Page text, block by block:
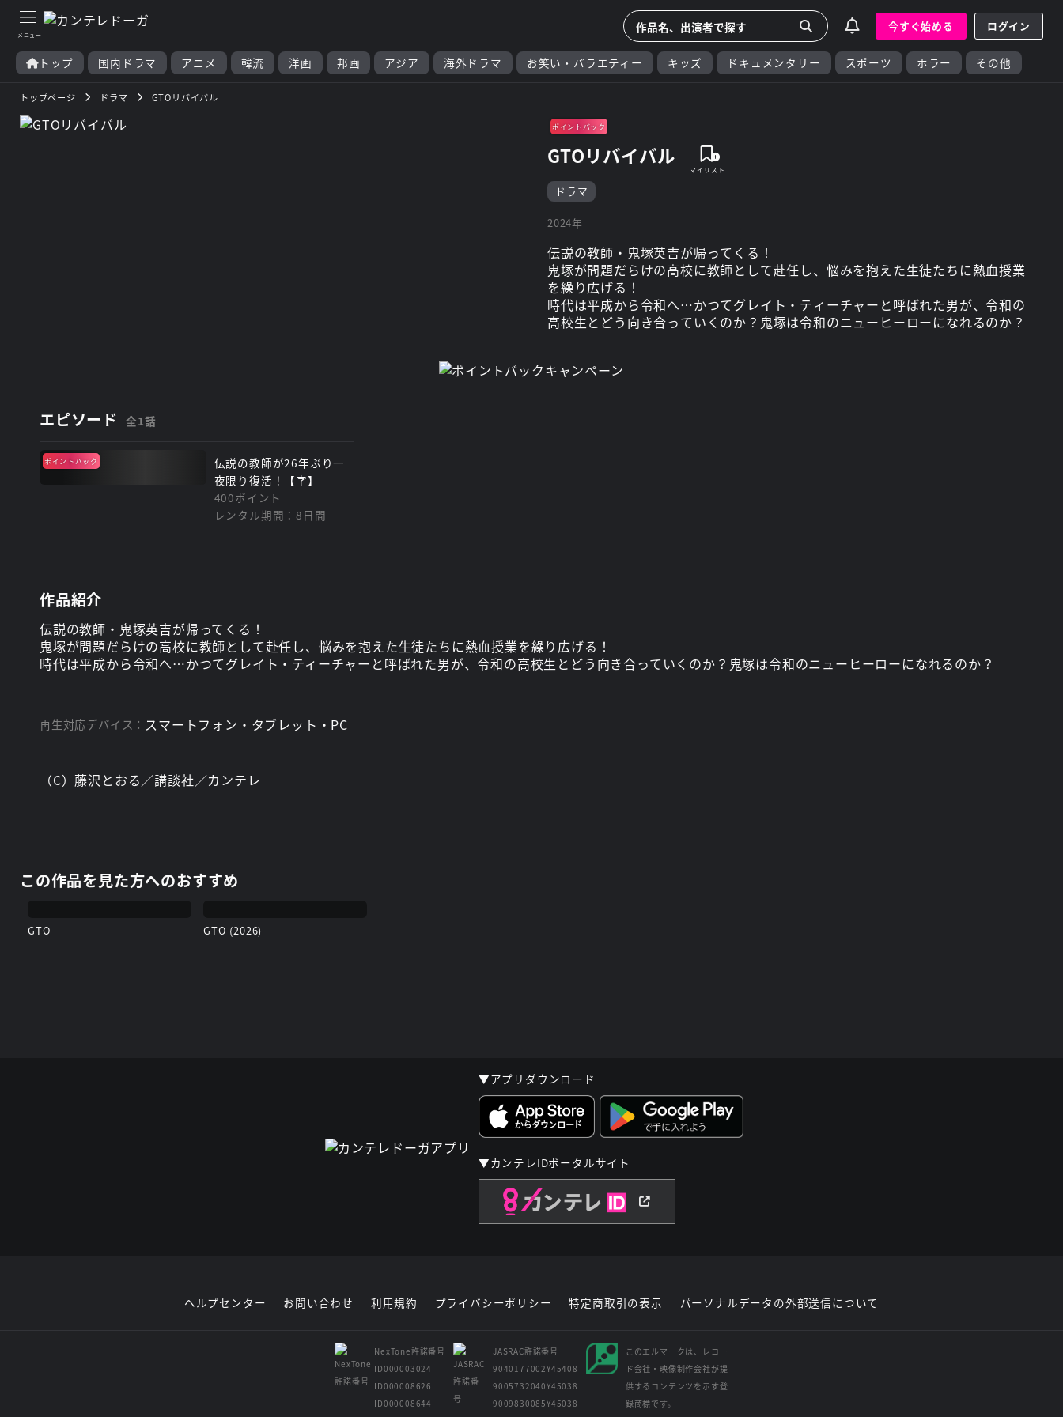
今すぐ始める ログイン
トップ 国内ドラマ アニメ 韓流 洋画 邦画 アジア 海外ドラマ お笑い・バラエティー キッズ ドキュメンタリー スポーツ ホラー その他
トップページ ドラマ GTOリバイバル
ポイントバック
GTOリバイバル
ドラマ
2024年
伝説の教師・鬼塚英吉が帰ってくる！
鬼塚が問題だらけの高校に教師として赴任し、悩みを抱えた生徒たちに熱血授業
を繰り広げる！
時代は平成から令和へ…かつてグレイト・ティーチャーと呼ばれた男が、令和の
高校生とどう向き合っていくのか？鬼塚は令和のニューヒーローになれるのか？
エピソード 全1話
ポイントバック
伝説の教師が26年ぶり一
夜限り復活！【字】
400ポイント
レンタル期間：8日間
作品紹介
伝説の教師・鬼塚英吉が帰ってくる！
鬼塚が問題だらけの高校に教師として赴任し、悩みを抱えた生徒たちに熱血授業を繰り広げる！
時代は平成から令和へ…かつてグレイト・ティーチャーと呼ばれた男が、令和の高校生とどう向き合っていくのか？鬼塚は令和のニューヒーローになれるのか？
再生対応デバイス： スマートフォン・タブレット・PC
（C）藤沢とおる／講談社／カンテレ
この作品を見た方へのおすすめ
GTO GTO (2026)
▼アプリダウンロード
▼カンテレIDポータルサイト
ヘルプセンター お問い合わせ 利用規約 プライバシーポリシー 特定商取引の表示 パーソナルデータの外部送信について
NexTone許諾番号
ID000003024
ID000008626
ID000008644
JASRAC許諾番号
9040177002Y45408
9005732040Y45038
9009830085Y45038
このエルマークは、レコー
ド会社・映像制作会社が提
供するコンテンツを示す登
録商標です。